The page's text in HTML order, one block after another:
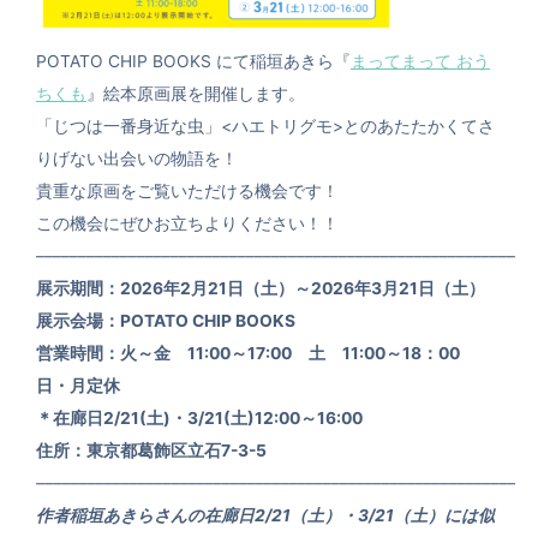
POTATO CHIP BOOKS にて稲垣あきら『 まってまって おう
ちくも 』絵本原画展を開催します。
「じつは一番身近な虫」<ハエトリグモ>とのあたたかくてさ
りげない出会いの物語を！
貴重な原画をご覧いただける機会です！
この機会にぜひお立ちよりください！！
–––––––––––––––––––––––––––––––––––––––––––––––––––––––––
展示期間：2026年2月21日（土）～2026年3月21日（土）
展示会場：POTATO CHIP BOOKS
営業時間：火～金 11:00～17:00 土 11:00～18：00
日・月定休
＊在廊日2/21(土)・3/21(土)12:00～16:00
住所：東京都葛飾区立石7-3-5
–––––––––––––––––––––––––––––––––––––––––––––––––––––––––
作者稲垣あきらさんの在廊日2/21（土）・3/21（土）には似